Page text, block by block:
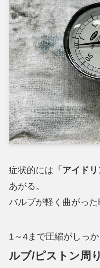
症状的には 「アイド
あがる。
バルブが軽く曲がった
1～4まで圧縮がしっ
ルブ/ピストン周